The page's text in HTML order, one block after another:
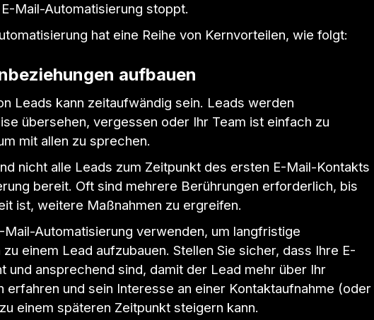
Mail-Automatisierung stoppt.
hat eine Reihe von Kernvorteilen, wie folgt:
aufbauen
Leads kann zeitaufwändig sein. Leads werden
übersehen, vergessen oder Ihr Team ist einfach zu
mit allen zu sprechen.
nicht alle Leads zum Zeitpunkt des ersten E-Mail-Kontakts
bereit. Oft sind mehrere Berührungen erforderlich, bis
ist, weitere Maßnahmen zu ergreifen.
Mail-Automatisierung verwenden, um langfristige
zu einem Lead aufzubauen. Stellen Sie sicher, dass Ihre E-
und ansprechend sind, damit der Lead mehr über Ihr
erfahren und sein Interesse an einer Kontaktaufnahme (oder
einem späteren Zeitpunkt steigern kann.